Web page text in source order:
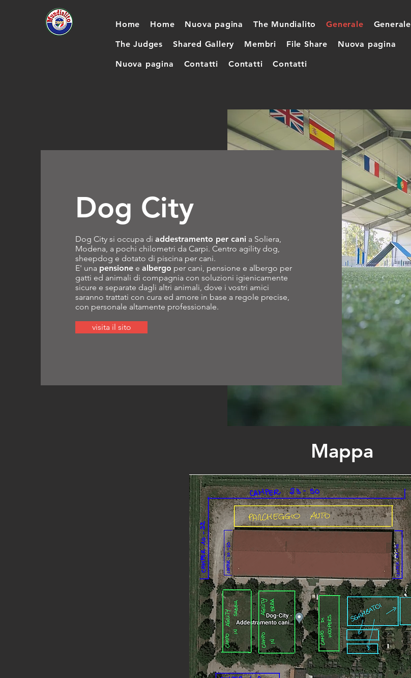
Home Home Nuova pagina The Mundialito Generale Generale
The Judges Shared Gallery Membri File Share Nuova pagina
Nuova pagina Contatti Contatti Contatti
Dog City
Dog City si occupa di addestramento per cani a Soliera,
Modena, a pochi chilometri da Carpi. Centro agility dog,
sheepdog e dotato di piscina per cani.
E' una pensione e albergo per cani, pensione e albergo per
gatti ed animali di compagnia con soluzioni igienicamente
sicure e separate dagli altri animali, dove i vostri amici
saranno trattati con cura ed amore in base a regole precise,
con personale altamente professionale.
visita il sito
Mappa